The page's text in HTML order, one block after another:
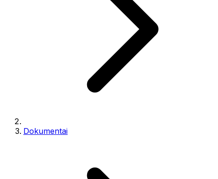
Dokumentai